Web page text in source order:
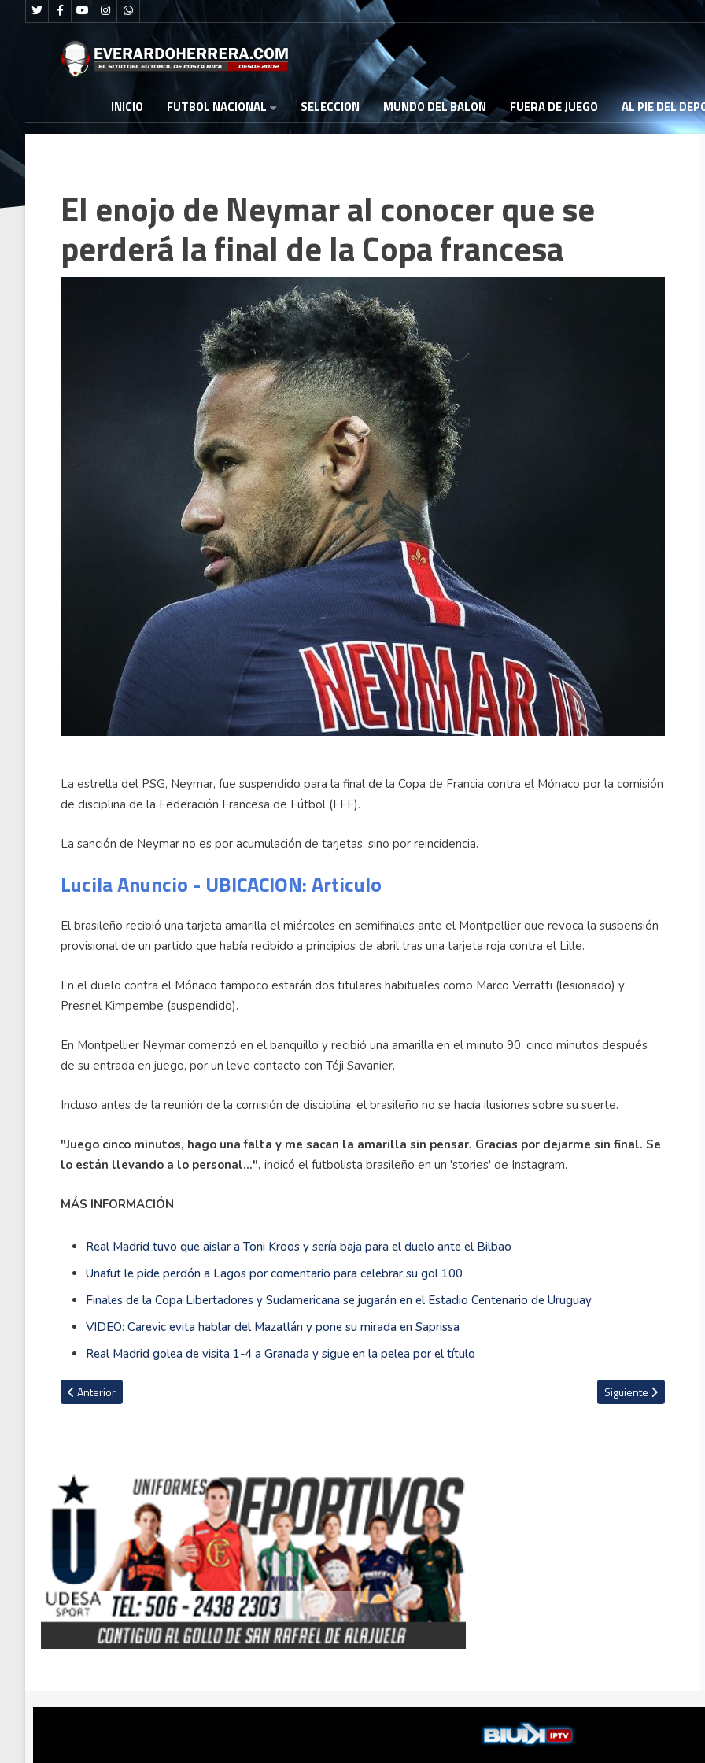
INICIO FUTBOL NACIONAL SELECCION MUNDO DEL BALON FUERA DE JUEGO AL PIE DEL
El enojo de Neymar al conocer que se
perderá la final de la Copa francesa
La estrella del PSG, Neymar, fue suspendido para la final de la Copa de Francia contra el Mónaco por la comisión
de disciplina de la Federación Francesa de Fútbol (FFF).
La sanción de Neymar no es por acumulación de tarjetas, sino por reincidencia.
Lucila Anuncio - UBICACION: Articulo
El brasileño recibió una tarjeta amarilla el miércoles en semifinales ante el Montpellier que revoca la suspensión
provisional de un partido que había recibido a principios de abril tras una tarjeta roja contra el Lille.
En el duelo contra el Mónaco tampoco estarán dos titulares habituales como Marco Verratti (lesionado) y
Presnel Kimpembe (suspendido).
En Montpellier Neymar comenzó en el banquillo y recibió una amarilla en el minuto 90, cinco minutos después
de su entrada en juego, por un leve contacto con Téji Savanier.
Incluso antes de la reunión de la comisión de disciplina, el brasileño no se hacía ilusiones sobre su suerte.
"Juego cinco minutos, hago una falta y me sacan la amarilla sin pensar. Gracias por dejarme sin final. Se
lo están llevando a lo personal...", indicó el futbolista brasileño en un 'stories' de Instagram.
MÁS INFORMACIÓN
Real Madrid tuvo que aislar a Toni Kroos y sería baja para el duelo ante el Bilbao
Unafut le pide perdón a Lagos por comentario para celebrar su gol 100
Finales de la Copa Libertadores y Sudamericana se jugarán en el Estadio Centenario de Uruguay
VIDEO: Carevic evita hablar del Mazatlán y pone su mirada en Saprissa
Real Madrid golea de visita 1-4 a Granada y sigue en la pelea por el título
Artículo anterior: Finales de la Copa Libertadores y Sudamericana se jugarán en el Estadio Centenario de Uruguay
Anterior Artículo siguiente: El
Siguiente